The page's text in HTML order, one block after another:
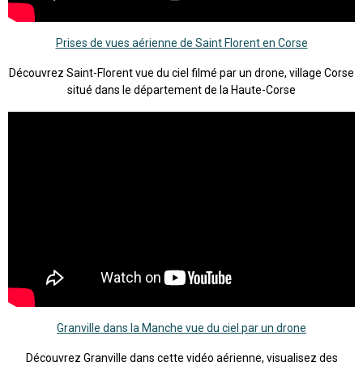
Prises de vues aérienne de Saint Florent en Corse
Découvrez Saint-Florent vue du ciel filmé par un drone, village Corse
situé dans le département de la Haute-Corse
Granville dans la Manche vue du ciel par un drone
Découvrez Granville dans cette vidéo aérienne, visualisez des